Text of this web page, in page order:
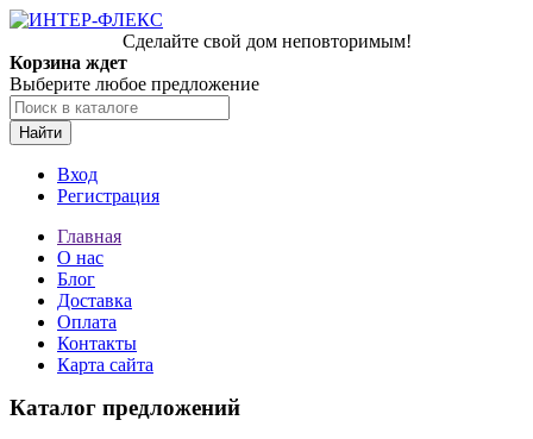
Сделайте свой дом неповторимым!
Корзина ждет
Выберите любое предложение
Найти
Вход
Регистрация
Главная
О нас
Блог
Доставка
Оплата
Контакты
Карта сайта
Каталог предложений